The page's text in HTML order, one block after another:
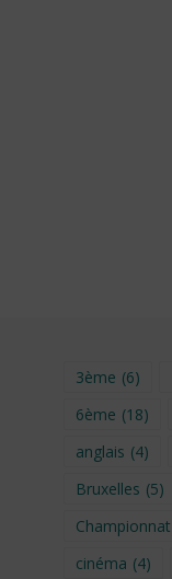
3ème (6)
6ème (18)
anglais (4)
Bruxelles (5)
cinéma (4)